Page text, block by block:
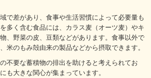
で差があり、食事や生活習慣によって必要量も
多く含む食品には、カラス麦（オーツ麦）やキ
、野菜の皮、豆類などがあります。食事以外で
米のもみ殻由来の製品などから摂取できます。
不要な蓄積物の排出を助けると考えられてお
も大きな関心が集まっています。